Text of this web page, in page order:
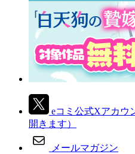
eコミ公式Xアカウ
開きます）
メールマガジン